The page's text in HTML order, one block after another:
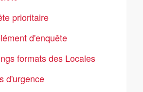
prioritaire
d'enquête
formats des Locales
d'urgence